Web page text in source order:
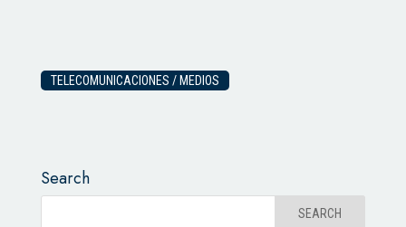
TELECOMUNICACIONES / MEDIOS
Search